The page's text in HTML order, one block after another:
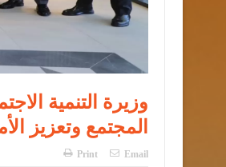
وزيرة التنمية
المجتمع وتعزيز
Print Email